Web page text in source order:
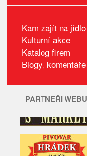
Kam zajít na jídlo
Kulturní akce
Katalog firem
Blogy, komentáře
PARTNEŘI WEBU